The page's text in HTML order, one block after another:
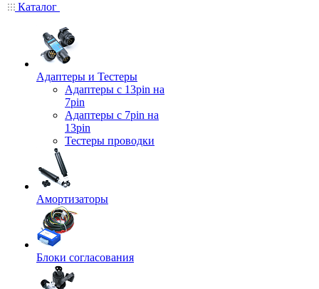
Каталог
Адаптеры и Тестеры
Адаптеры с 13pin на
7pin
Адаптеры с 7pin на
13pin
Тестеры проводки
Амортизаторы
Блоки согласования